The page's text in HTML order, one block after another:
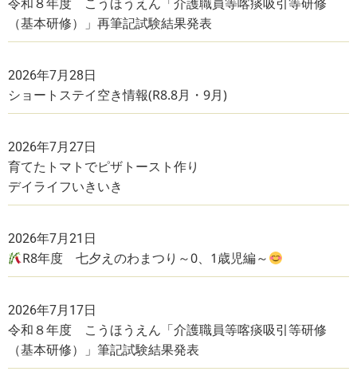
（基本研修）」再筆記試験結果発表
2026年7月28日
ショートステイ空き情報(R8.8月・9月)
2026年7月27日
育てたトマトでピザトースト作り
デイライフいきいき
2026年7月21日
R8年度 七夕えのわまつり～0、1歳児編～
2026年7月17日
令和８年度 こうほうえん「介護職員等喀痰吸引等研修
（基本研修）」筆記試験結果発表